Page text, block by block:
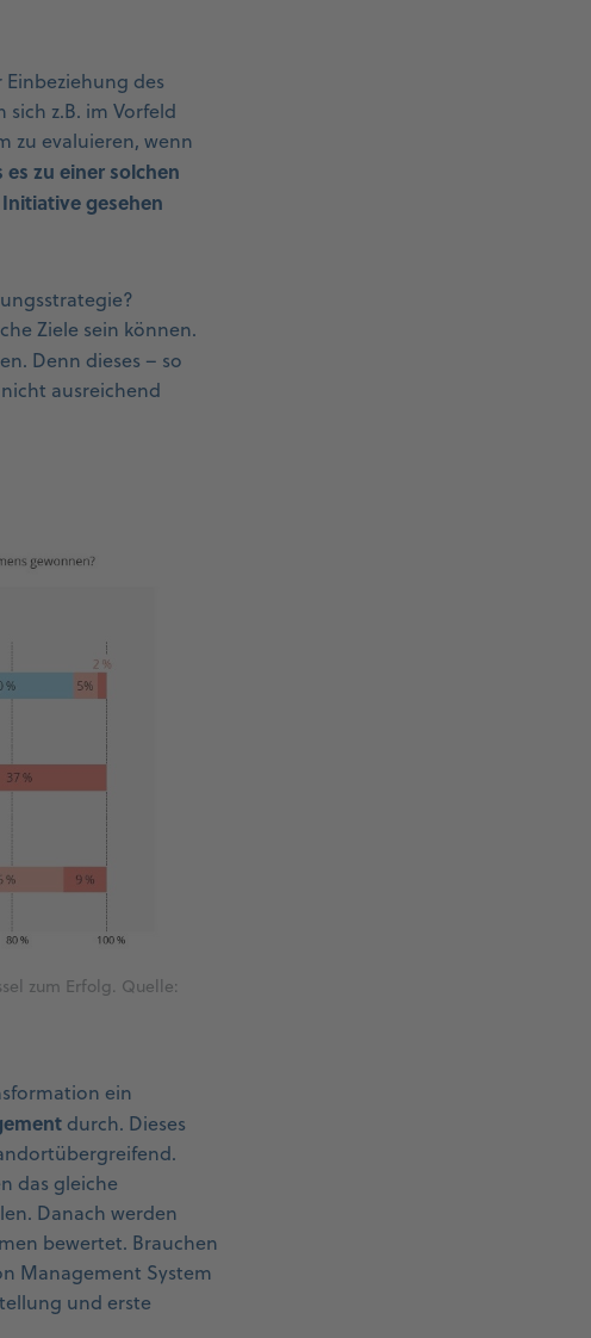
des
z.B. im Vorfeld
zu evaluieren, wenn
es zu einer solchen
gesehen
Ziele sein können.
Denn dieses – so
ausreichend
zum Erfolg. Quelle:
ein
durch. Dieses
das gleiche
Danach werden
bewertet. Brauchen
Management System
und erste